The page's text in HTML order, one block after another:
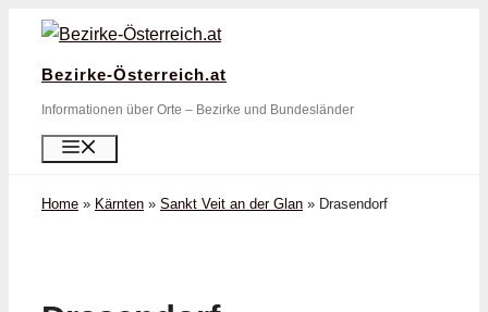
Zum
springen
Bezirke-Österreich.at
Informationen über Orte – Bezirke und Bundesländer
Home » Kärnten » Sankt Veit an der Glan » Drasendorf